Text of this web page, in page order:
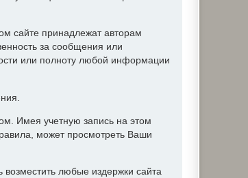
сайте принадлежат авторам
за сообщения или
или полноту любой информации
Имея учетную запись на этом
может просмотреть Ваши
любые издержки сайта